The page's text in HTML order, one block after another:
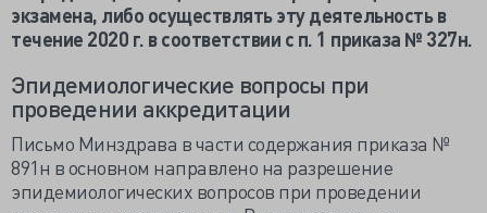
экзамена, либо осуществлять эту деятельность в
течение 2020 г. в соответствии с п. 1 приказа № 327н.
Эпидемиологические вопросы при
проведении аккредитации
Письмо Минздрава в части содержания приказа №
891н в основном направлено на разрешение
эпидемиологических вопросов при проведении